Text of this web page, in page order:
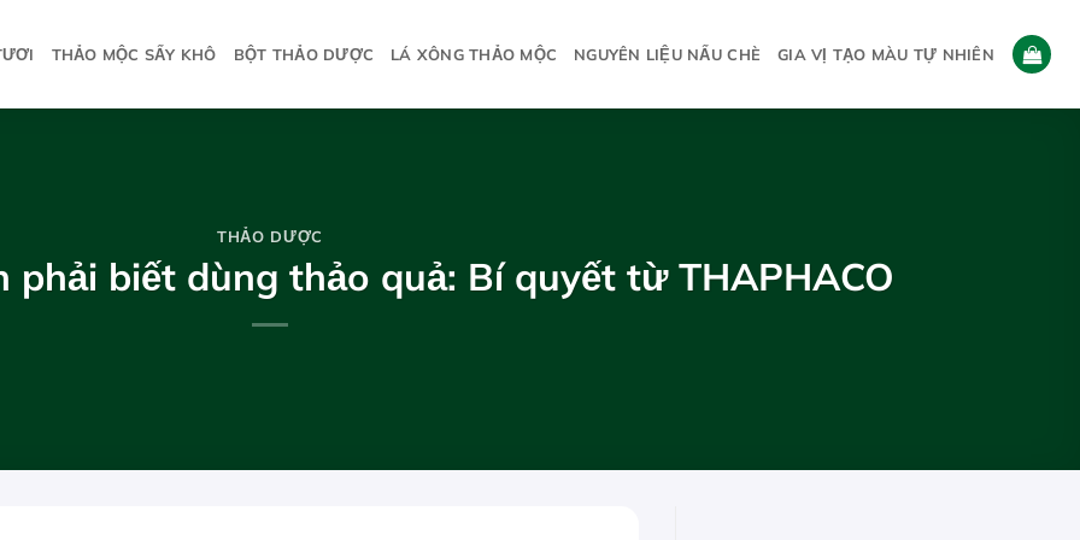
THẢO MỘC SẤY KHÔ BỘT THẢO DƯỢC LÁ XÔNG THẢO MỘC NGUYÊN LIỆU NẤU CHÈ GIA VỊ TẠO MÀU TỰ NHIÊN
THẢO DƯỢC
phải biết dùng thảo quả: Bí quyết từ THAPHACO